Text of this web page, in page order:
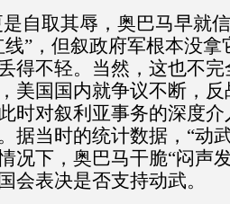
自取其辱，奥巴马早就
线”，但叙政府军根本没
得不轻。当然，这也不
美国国内就争议不断，
时对叙利亚事务的深度
据当时的统计数据，“动
况下，奥巴马干脆“闷声
会表决是否支持动武。